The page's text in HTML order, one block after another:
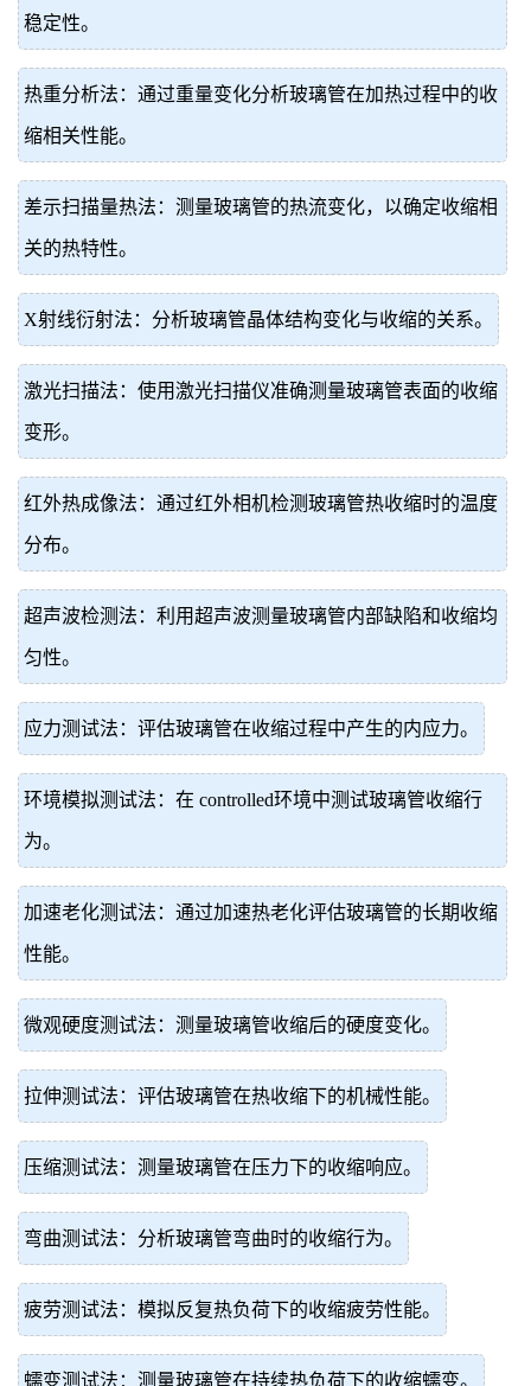
稳定性。
热重分析法：通过重量变化分析玻璃管在加热过程中的收
缩相关性能。
差示扫描量热法：测量玻璃管的热流变化，以确定收缩相
关的热特性。
X射线衍射法：分析玻璃管晶体结构变化与收缩的关系。
激光扫描法：使用激光扫描仪准确测量玻璃管表面的收缩
变形。
红外热成像法：通过红外相机检测玻璃管热收缩时的温度
分布。
超声波检测法：利用超声波测量玻璃管内部缺陷和收缩均
匀性。
应力测试法：评估玻璃管在收缩过程中产生的内应力。
环境模拟测试法：在 controlled环境中测试玻璃管收缩行
为。
加速老化测试法：通过加速热老化评估玻璃管的长期收缩
性能。
微观硬度测试法：测量玻璃管收缩后的硬度变化。
拉伸测试法：评估玻璃管在热收缩下的机械性能。
压缩测试法：测量玻璃管在压力下的收缩响应。
弯曲测试法：分析玻璃管弯曲时的收缩行为。
疲劳测试法：模拟反复热负荷下的收缩疲劳性能。
蠕变测试法：测量玻璃管在持续热负荷下的收缩蠕变。